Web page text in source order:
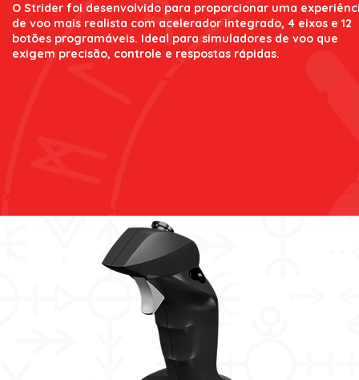
O Strider foi desenvolvido para proporcionar uma
de voo mais realista com acelerador integrado, 4 eixos e 12
botões programáveis. Ideal para simuladores de voo que
exigem precisão, controle e respostas rápidas.